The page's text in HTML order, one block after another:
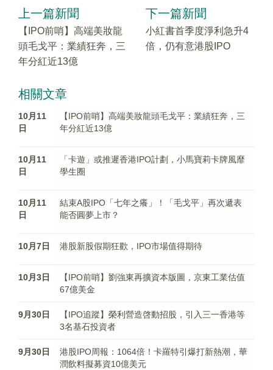
上一篇新聞
【IPO前哨】高端美妝龍
頭毛戈平：業績狂奔，三
年分紅近13億
下一篇新聞
小紅書首季度淨利急升4
倍，仍有意港股IPO
相關文章
10月11
日
【IPO前哨】高端美妝龍頭毛戈平：業績狂奔，三
年分紅近13億
10月11
日
「卡遊」或推遲香港IPO計劃，小馬寶莉卡牌風靡
學生圈
10月11
日
結束A股IPO「七年之癢」！「毛戈平」再次遞表
能否圓夢上市？
10月7日 港股新股假期狂歡，IPO市場值得期待
10月3日
【IPO前哨】劉強東再擴資本版圖，京東工業估值
67億美金
9月30日
【IPO追蹤】榮利營造啓動招股，引入三一香港等
3名基石投資者
9月30日
港股IPO周報：1064倍！卡羅特引爆打新熱潮，華
潤飲料擬募資10億美元